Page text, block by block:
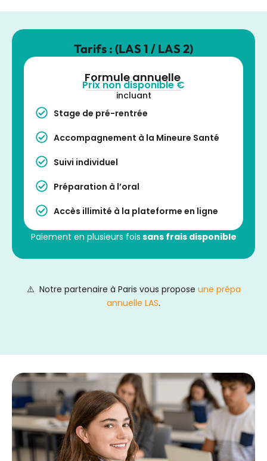
Tarifs : (LAS 1 / LAS 2)
Formule annuelle
Prix non disponible €
incluant
Stage de pré-rentrée
Accompagnement à la Mineure Santé
Suivi individuel
Préparation à l’oral
Accès illimité à la plateforme en ligne
Paiement en plusieurs fois sans frais disponible
⚠️ Notre partenaire à Paris vous propose une prépa
annuelle LAS.